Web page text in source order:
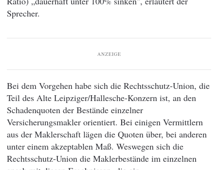
Sprecher.
ANZEIGE
Bei dem Vorgehen habe sich die Rechtsschutz-Union, die
Teil des Alte Leipziger/Hallesche-Konzern ist, an den
Schadenquoten der Bestände einzelner
Versicherungsmakler orientiert. Bei einigen Vermittlern
aus der Maklerschaft lägen die Quoten über, bei anderen
unter einem akzeptablen Maß. Weswegen sich die
Rechtsschutz-Union die Maklerbestände im einzelnen